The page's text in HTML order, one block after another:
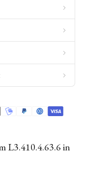
L3.410.4.63.6 in